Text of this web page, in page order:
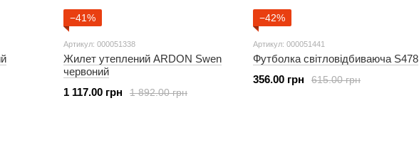
−41%
Артикул: 000051338
Жилет утеплений ARDON Swen
червоний
1 892.00 грн
1 117.00 грн
−42%
Артикул: 000051441
Футболка світловідбиваюча S478
615.00 грн
356.00 грн